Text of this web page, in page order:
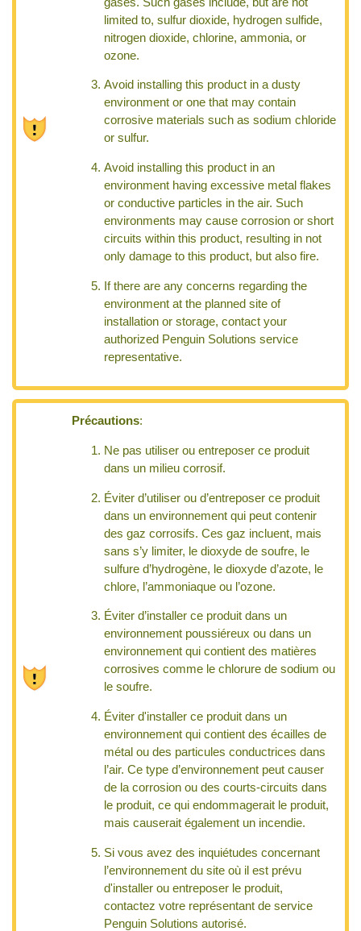
limited to, sulfur dioxide, hydrogen sulfide,
nitrogen dioxide, chlorine, ammonia, or
ozone.
Avoid installing this product in a dusty
environment or one that may contain
corrosive materials such as sodium chloride
or sulfur.
Avoid installing this product in an
environment having excessive metal flakes
or conductive particles in the air. Such
environments may cause corrosion or short
circuits within this product, resulting in not
only damage to this product, but also fire.
If there are any concerns regarding the
environment at the planned site of
installation or storage, contact your
authorized Penguin Solutions service
representative.
Précautions:
Ne pas utiliser ou entreposer ce produit
dans un milieu corrosif.
Éviter d’utiliser ou d’entreposer ce produit
dans un environnement qui peut contenir
des gaz corrosifs. Ces gaz incluent, mais
sans s’y limiter, le dioxyde de soufre, le
sulfure d’hydrogène, le dioxyde d’azote, le
chlore, l’ammoniaque ou l’ozone.
Éviter d’installer ce produit dans un
environnement poussiéreux ou dans un
environnement qui contient des matières
corrosives comme le chlorure de sodium ou
le soufre.
Éviter d'installer ce produit dans un
environnement qui contient des écailles de
métal ou des particules conductrices dans
l’air. Ce type d’environnement peut causer
de la corrosion ou des courts-circuits dans
le produit, ce qui endommagerait le produit,
mais causerait également un incendie.
Si vous avez des inquiétudes concernant
l’environnement du site où il est prévu
d'installer ou entreposer le produit,
contactez votre représentant de service
Penguin Solutions autorisé.